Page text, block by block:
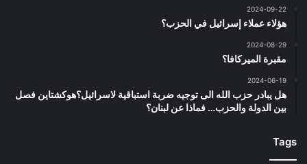
2024-09-22
هؤلاء عملاء إسرائيل في الحزب؟
2024-08-29
مقبرة الميركافا؟
2024-06-19
هل يبادر حزب الله الى توجيه ضربة استباقية لاسرائيل؟هوكشتاين فصل
بين الدولة والحزب… فماذا عن لبنان؟
Tags